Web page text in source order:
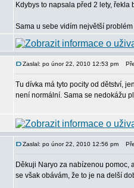
Kdybys to napsala před 2 lety, řekla
Sama u sebe vidím největší
Zaslal: po únor 22, 2010 12:53 pm
Tu dívka má tyto pocity od dětství,
není normální. Sama se nedokážu
Zaslal: po únor 22, 2010 12:56 pm
Děkuji Naryo za nabízenou pomoc,
se však obávám, že to je na delší